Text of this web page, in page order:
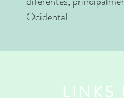
Ocidental.
LINKS